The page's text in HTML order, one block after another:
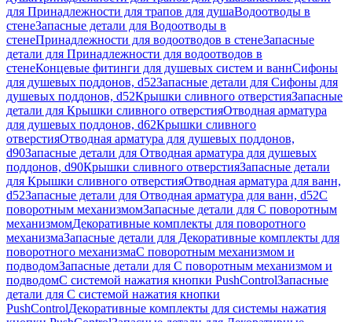
для Принадлежности для трапов для душаВодоотводы в
стенеЗапасные детали для Водоотводы в
стенеПринадлежности для водоотводов в стенеЗапасные
детали для Принадлежности для водоотводов в
стенеКонцевые фитинги для душевых систем и ваннСифоны
для душевых поддонов, d52Запасные детали для Сифоны для
душевых поддонов, d52Крышки сливного отверстияЗапасные
детали для Крышки сливного отверстияОтводная арматура
для душевых поддонов, d62Крышки сливного
отверстияОтводная арматура для душевых поддонов,
d90Запасные детали для Отводная арматура для душевых
поддонов, d90Крышки сливного отверстияЗапасные детали
для Крышки сливного отверстияОтводная арматура для ванн,
d52Запасные детали для Отводная арматура для ванн, d52С
поворотным механизмомЗапасные детали для С поворотным
механизмомДекоративные комплекты для поворотного
механизмаЗапасные детали для Декоративные комплекты для
поворотного механизмаС поворотным механизмом и
подводомЗапасные детали для С поворотным механизмом и
подводомС системой нажатия кнопки PushControlЗапасные
детали для С системой нажатия кнопки
PushControlДекоративные комплекты для системы нажатия